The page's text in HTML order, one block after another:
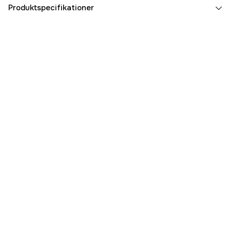
Produktspecifikationer